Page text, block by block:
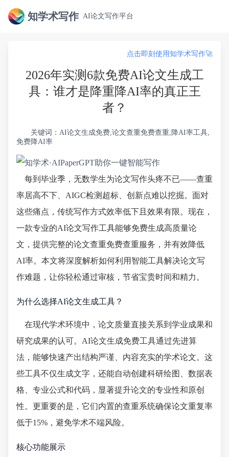
知学术写作 AI论文写作平台
点击即刻使用知学术写作🚀
2026年实测6款免费AI论文生成工
具：谁才是降重降AI率的真正王
者？
关键词：AI论文生成免费,论文查重免费查重,降AI率工具,
免费降AI率
每到毕业季，无数学生为论文写作头疼不已——查重
率居高不下、AIGC检测超标、创新点难以挖掘。面对
这些痛点，传统写作方式效率低下且效果有限。现在，
一款专业的AI论文写作工具能够免费生成高质量论
文，提供完整的论文查重免费查重服务，并有效降低
AI率。本文将深度解析如何利用智能工具解决论文写
作难题，让你轻松通过审核，节省宝贵时间和精力。
为什么选择AI论文生成工具？
在现代学术环境中，论文质量直接关系到学业成果和
研究成果的认可。AI论文生成免费工具通过先进算
法，能够快速产出结构严谨、内容充实的学术论文。这
些工具不仅生成文字，还能自动创建科研绘图、数据表
格、专业公式和代码，显著提升论文的专业性和原创
性。更重要的是，它们内置的查重系统确保论文重复率
低于15%，避免学术不端风险。
核心功能展示